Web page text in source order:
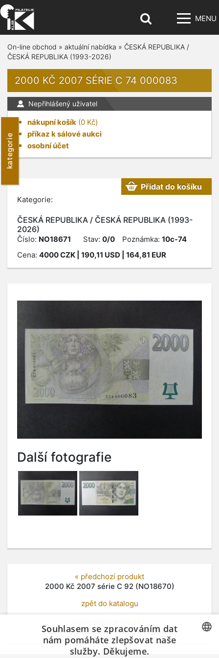
MENU
kategorie
On-line obchod » aktuální nabídka » ČESKÁ REPUBLIKA /
ČESKÁ REPUBLIKA (1993-2026)
2000 KČ 2007 SÉRIE C 74 000083
Nepřihlášený uživatel
nákupní košík (0 Kč)
příkaz k sálové aukci
osobní účet
Kategorie:
ČESKÁ REPUBLIKA / ČESKÁ REPUBLIKA (1993-
2026)
Přidat do košíku
Číslo: NO18671 Stav: 0/0 Poznámka: 10c-74
Cena: 4000CZK | 190,11 USD | 164,81 EUR
Další fotografie
« předchozí produkt
2000 Kč 2007 série C 92 (NO18670)
zpět do katalogu
1000 Kč 2023 série R 21... (NO18672)
Souhlasem se zpracováním dat
nám pomáháte zlepšovat naše
služby. Děkujeme.